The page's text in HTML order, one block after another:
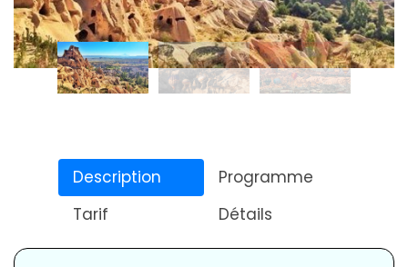
Description
Programme
Tarif
Détails